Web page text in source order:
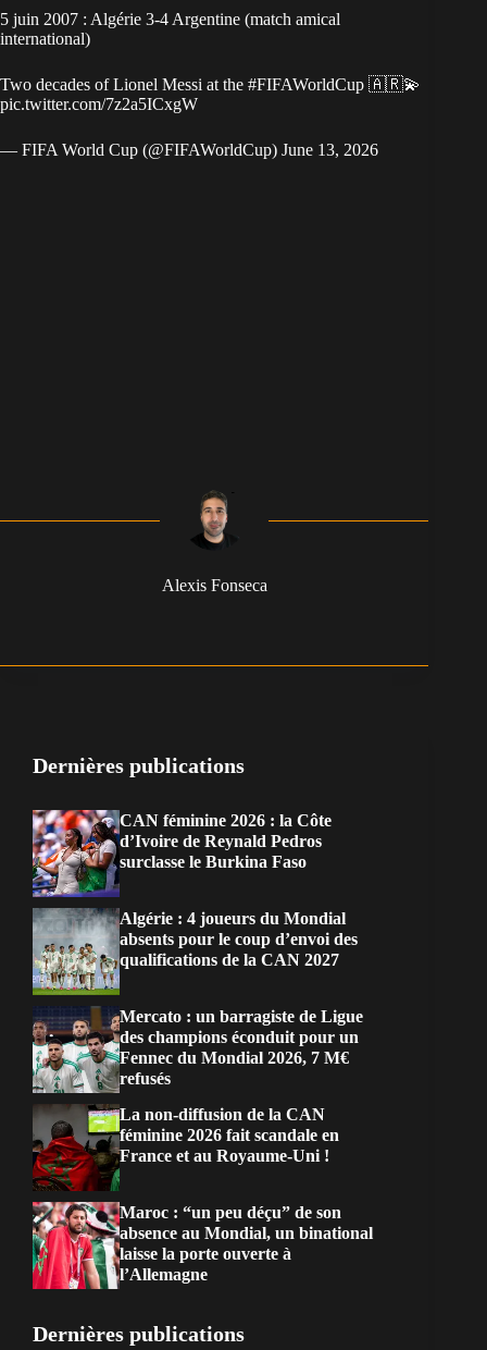
5 juin 2007 : Algérie 3-4 Argentine (match amical
international)
Two decades of Lionel Messi at the #FIFAWorldCup 🇦🇷💫
pic.twitter.com/7z2a5ICxgW
— FIFA World Cup (@FIFAWorldCup) June 13, 2026
Alexis Fonseca
Dernières publications
CAN féminine 2026 : la Côte
d’Ivoire de Reynald Pedros
surclasse le Burkina Faso
Algérie : 4 joueurs du Mondial
absents pour le coup d’envoi des
qualifications de la CAN 2027
Mercato : un barragiste de Ligue
des champions éconduit pour un
Fennec du Mondial 2026, 7 M€
refusés
La non-diffusion de la CAN
féminine 2026 fait scandale en
France et au Royaume-Uni !
Maroc : “un peu déçu” de son
absence au Mondial, un binational
laisse la porte ouverte à
l’Allemagne
Dernières publications